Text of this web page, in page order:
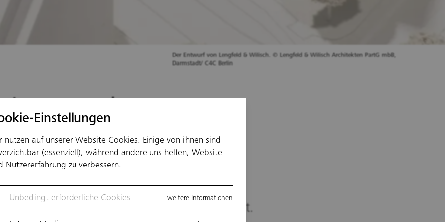
Einstellungen
nutzen auf unserer Website Cookies. Einige von ihnen sind
(essenziell), während andere uns helfen, Website
Nutzererfahrung zu verbessern.
Unbedingt erforderliche Cookies weitere Informationen
Der Entwurf von Lengfeld & Wilisch. © Lengfeld & Wilisch Architekten PartG mbB,
Darmstadt/ C4C Berlin
am
Seestern
werden immer älter. Kaum Wunder
der Bedarf an Seniorenimmobilien wächst.